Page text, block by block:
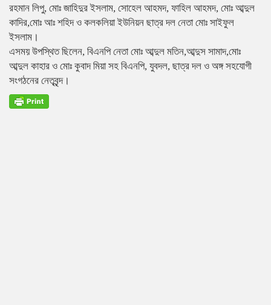
রহমান লিপু, মোঃ জাহিদুর ইসলাম, সোহেল আহমদ, ফাহিল আহমদ, মোঃ আব্দুল
কাদির,মোঃ আঃ শহিদ ও কলকলিয়া ইউনিয়ন ছাত্র দল নেতা মোঃ সাইফুল
ইসলাম।
এসময় উপস্থিত ছিলেন, বিএনপি নেতা মোঃ আব্দুল মতিন,আব্দুস সামাদ,মোঃ
আব্দুল কাহার ও মোঃ কুবাদ মিয়া সহ বিএনপি, যুবদল, ছাত্র দল ও অঙ্গ সহযোগী
সংগঠনের নেতৃবৃন্দ।